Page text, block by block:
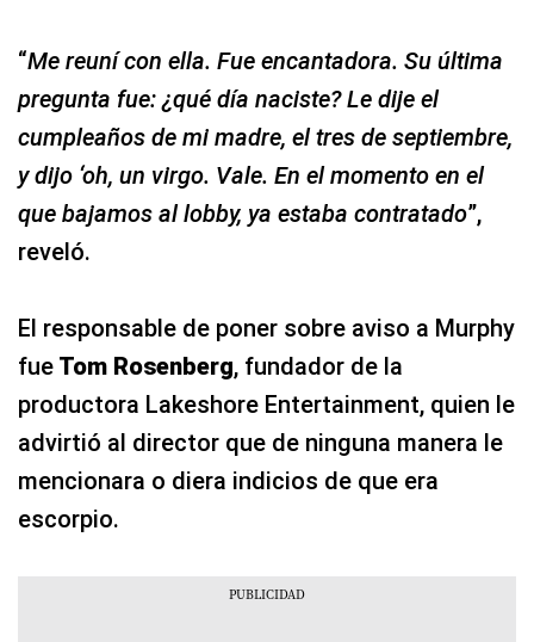
“Me reuní con ella. Fue encantadora. Su última
pregunta fue: ¿qué día naciste? Le dije el
cumpleaños de mi madre, el tres de septiembre,
y dijo ‘oh, un virgo. Vale. En el momento en el
que bajamos al lobby, ya estaba contratado”,
reveló.
El responsable de poner sobre aviso a Murphy
fue Tom Rosenberg, fundador de la
productora Lakeshore Entertainment, quien le
advirtió al director que de ninguna manera le
mencionara o diera indicios de que era
escorpio.